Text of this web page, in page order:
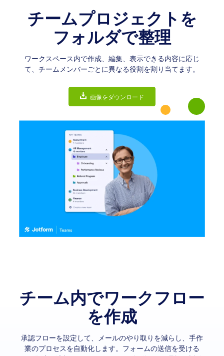
チームプロジェクトを
フォルダで整理
ワークスペース内で作成、編集、表示できる内容に応じ
て、チームメンバーごとに異なる役割を割り当てます。
画像をダウンロード
チーム内でワークフロー
を作成
承認フローを設定して、メールのやり取りを減らし、手作
業のプロセスを自動化します。フォームの送信を受ける